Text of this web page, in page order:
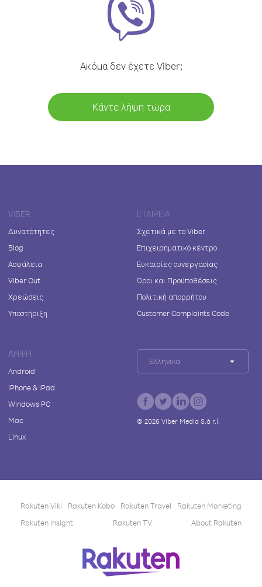
Ακόμα δεν έχετε Viber;
Κάντε λήψη τώρα
VIBER
Δυνατότητες
Blog
Ασφάλεια
Viber Out
Χρεώσεις
Υποστήριξη
ΕΤΑΙΡΕΊΑ
Σχετικά με το Viber
Επιχειρηματικό κέντρο
Ευκαιρίες συνεργασίας
Όροι και Προϋποθέσεις
Πολιτική απορρήτου
Customer Complaints Code
ΛΉΨΗ
Android
iPhone & iPad
Windows PC
Mac
Linux
Ελληνικά
© 2026Viber Media S.à r.l.
Rakuten Viki Rakuten Kobo Rakuten Travel
Rakuten Marketing
Rakuten Insight
Rakuten TV About Rakuten